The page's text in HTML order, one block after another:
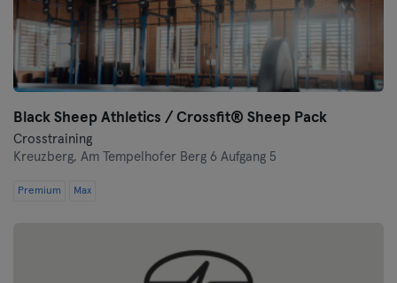
Black Sheep Athletics / Crossfit® Sheep Pack
Crosstraining
Kreuzberg, Am Tempelhofer Berg 6 Aufgang 5
Premium Max